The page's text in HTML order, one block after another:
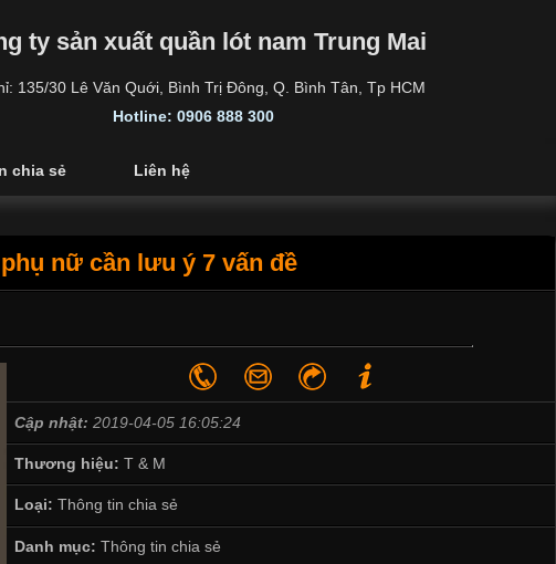
ty sản xuất quần lót nam Trung Mai
135/30 Lê Văn Quới, Bình Trị Đông, Q. Bình Tân, Tp HCM
Hotline: 0906 888 300
chia sẻ Liên hệ
nữ cần lưu ý 7 vấn đề
Cập nhật: 2019-04-05 16:05:24
Thương hiệu:T & M
Loại: Thông tin chia sẻ
Danh mục: Thông tin chia sẻ